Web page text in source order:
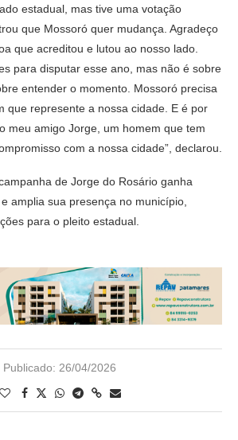
estadual, mas tive uma votação
que Mossoró quer mudança. Agradeço
que acreditou e lutou ao nosso lado.
para disputar esse ano, mas não é sobre
entender o momento. Mossoró precisa
que represente a nossa cidade. E é por
meu amigo Jorge, um homem que tem
com a nossa cidade”, declarou.
de Jorge do Rosário ganha
amplia sua presença no município,
para o pleito estadual.
Publicado: 26/04/2026